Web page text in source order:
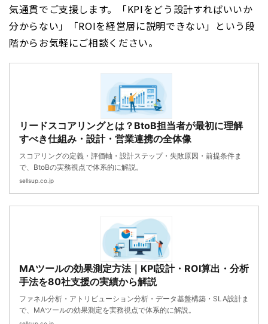
気通貫でご支援します。「KPIをどう設計すればいいか
分からない」「ROIを経営層に説明できない」という段
階からお気軽にご相談ください。
リードスコアリングとは？BtoB担当者が最初に理解
すべき仕組み・設計・営業連携の全体像
スコアリングの定義・評価軸・設計ステップ・失敗原因・前提条件ま
で、BtoBの実務視点で体系的に解説。
sellsup.co.jp
MAツールの効果測定方法｜KPI設計・ROI算出・分析
手法を80社支援の実績から解説
ファネル分析・アトリビューション分析・データ基盤構築・SLA設計ま
で、MAツールの効果測定を実務視点で体系的に解説。